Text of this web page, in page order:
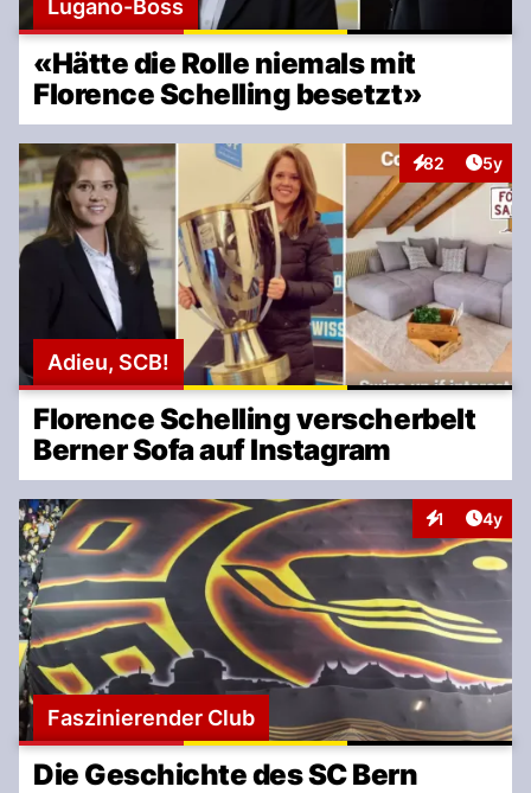
Lugano-Boss
«Hätte die Rolle niemals mit
Florence Schelling besetzt»
82
Interaktionen
5y
Adieu, SCB!
Florence Schelling verscherbelt
Berner Sofa auf Instagram
1
Interaktionen
4y
Faszinierender Club
Die Geschichte des SC Bern